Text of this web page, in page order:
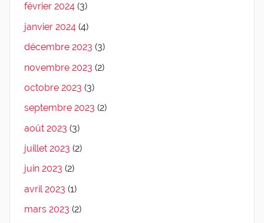
février 2024 (3)
janvier 2024 (4)
décembre 2023 (3)
novembre 2023 (2)
octobre 2023 (3)
septembre 2023 (2)
août 2023 (3)
juillet 2023 (2)
juin 2023 (2)
avril 2023 (1)
mars 2023 (2)